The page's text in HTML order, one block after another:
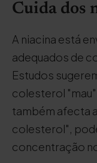
Cuida dos
A niacina está
adequados de
Estudos
colesterol "mau"
também afecta
colesterol",
concentração